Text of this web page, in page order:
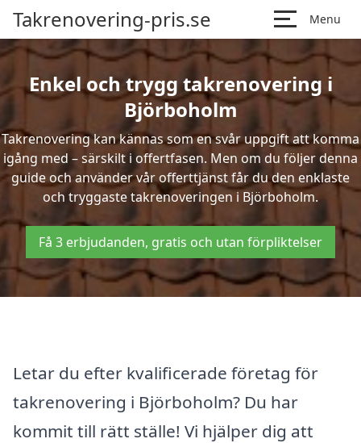
Takrenovering-pris.se Menu
Enkel och trygg takrenovering i
Björboholm
Takrenovering kan kännas som en svår uppgift att komma
igång med – särskilt i offertfasen. Men om du följer denna
guide och använder vår offerttjänst får du den enklaste
och tryggaste takrenoveringen i Björboholm.
Få 3 erbjudanden, gratis och utan förpliktelser
Letar du efter kvalificerade företag för
takrenovering i Björboholm? Du har
kommit till rätt ställe! Vi hjälper dig att